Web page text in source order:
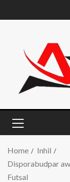
Home
Inhil
Disporabudpar
Futsal